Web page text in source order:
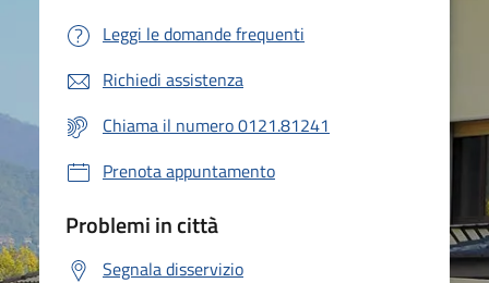
Leggi le domande frequenti
Richiedi assistenza
Chiama il numero 0121.81241
Prenota appuntamento
Problemi in città
Segnala disservizio